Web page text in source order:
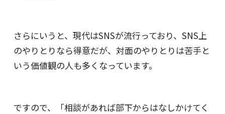
さらにいうと、現代はSNSが流行っており、SNS上
のやりとりなら得意だが、対面のやりとりは苦手と
いう価値観の人も多くなっています。
ですので、「相談があれば部下からはなしかけてく